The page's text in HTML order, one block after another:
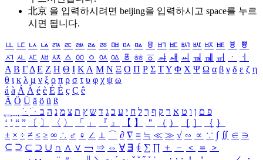
北京 을 입력하시려면 beijing을 입력하시고 space를 누르
시면 됩니다.
ㅥ ㅦ ㅧ ㅨ ㅩ ㅪ ㅫ ㅬ ㅭ ㅮ ㅯ ㅰ ㅱ ㅲ ㅳ ㅴ ㅵ ㅶ ㅷ ㅸ
ㅹ
ㅺ ㅻ ㅼ ㅽ ㅾ ㅿ ㆀ ㆁ ㆂ ㆃ ㆄ ㆅ ㆆ ㆇ ㆈ ㆉ ㆊ ㆋ ㆌ ㆍ
ㆎ
Α Β ΓΔ Ε Ζ Η Θ Ι ΚΛ Μ Ν Ξ Ο Π Ρ Σ ΤΥ Φ Χ Ψ Ω α β γ δ ε ζ η
θ ι κ λ μ ν ξ ο π ρ σ τ υ φ χ ψ ω
á à Á À é è É È ç Ç ê
Ä Ö Ü ä ö ü ß
ִֶֹ ֻּ ׁׂ פ ם ן ו ט א ר ק ף ך ל ח י ע כ ג ד ש ץ ת צ מ נ ה ב
‘ ’ “ ” 〔 〕 〈 〉 「 」 『 』 【 】 ＂ （ ） ［ ］ ｛ ｝
± × ÷ ≠ ≤ ≥ ∞ ∴ ♂ ♀ ∠ ⊥ ⌒ ∂ ∇ ≡ ≒ ≪ ≫ √ ∽ ∝ ∵ ∫ ∬ ∈ ∋
⊆ ⊇ ⊂ ⊃ ∪ ∩ ∧ ∨ ￢ ⇒ ⇔ ∀ ∃ ∮ ∑ ∏ ＋ － ＜ ＝
＞